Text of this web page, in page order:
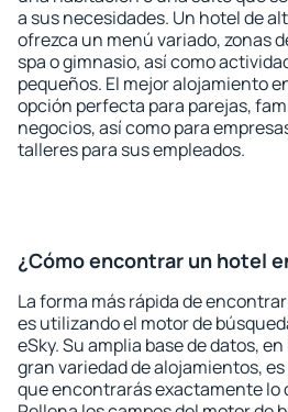
a sus necesidades. Un hotel de
ofrezca un menú variado, zonas
spa o gimnasio, así como
pequeños. El mejor alojamiento
opción perfecta para parejas,
negocios, así como para
talleres para sus empleados.
¿Cómo encontrar un hotel
La forma más rápida de
es utilizando el motor de
eSky. Su amplia base de datos,
gran variedad de alojamientos,
que encontrarás exactamente lo